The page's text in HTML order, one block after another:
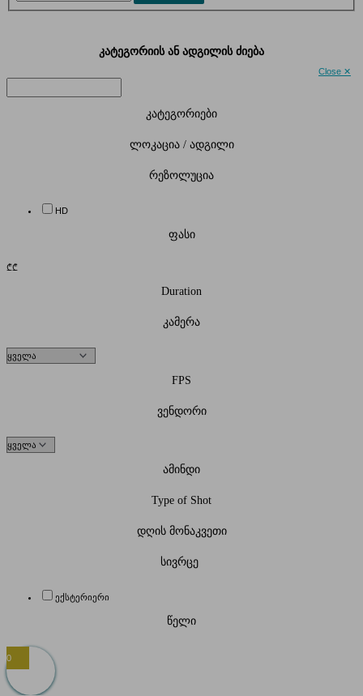
Close ✕
კატეგორიის ან ადგილის ძიება
კატეგორიები
ლოკაცია / ადგილი
რეზოლუცია
HD
ფასი
₾₾
Duration
კამერა
FPS
ვენდორი
ამინდი
Type of Shot
დღის მონაკვეთი
სივრცე
ექსტერიერი
წელი
0